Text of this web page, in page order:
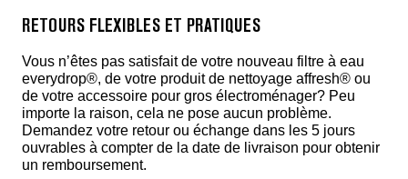
RETOURS FLEXIBLES ET PRATIQUES
Vous n’êtes pas satisfait de votre nouveau filtre à eau
everydrop®, de votre produit de nettoyage affresh® ou
de votre accessoire pour gros électroménager? Peu
importe la raison, cela ne pose aucun problème.
Demandez votre retour ou échange dans les 5 jours
ouvrables à compter de la date de livraison pour obtenir
un remboursement.